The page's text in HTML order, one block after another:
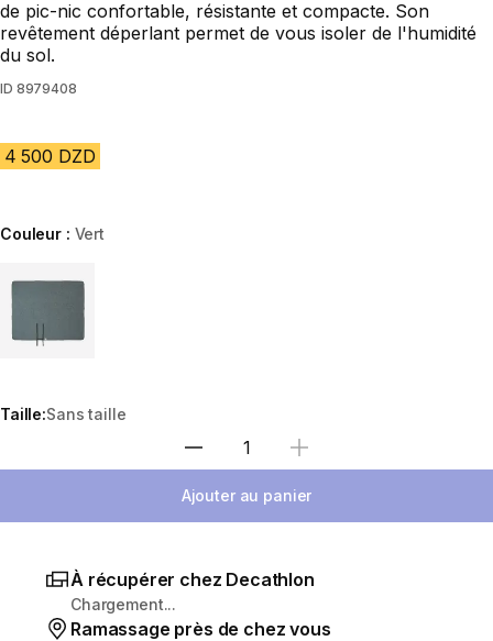
de pic-nic confortable, résistante et compacte. Son
revêtement déperlant permet de vous isoler de l'humidité
du sol.
ID 8979408
4 500 DZD
Couleur : Vert
Taille:Sans taille
Sélectionnez la quantité
Ajouter au panier
À récupérer chez Decathlon
Chargement...
Ramassage près de chez vous